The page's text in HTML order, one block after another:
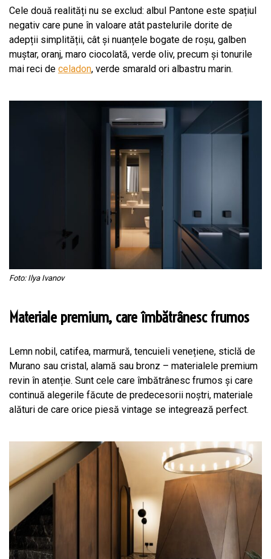
Cele două realități nu se exclud: albul Pantone este spațiul
negativ care pune în valoare atât pastelurile dorite de
adepții simplității, cât și nuanțele bogate de roșu, galben
muștar, oranj, maro ciocolată, verde oliv, precum și tonurile
mai reci de celadon, verde smarald ori albastru marin.
Foto: Ilya Ivanov
Materiale premium, care îmbătrânesc frumos
Lemn nobil, catifea, marmură, tencuieli venețiene, sticlă de
Murano sau cristal, alamă sau bronz – materialele premium
revin în atenție. Sunt cele care îmbătrânesc frumos și care
continuă alegerile făcute de predecesorii noștri, materiale
alături de care orice piesă vintage se integrează perfect.